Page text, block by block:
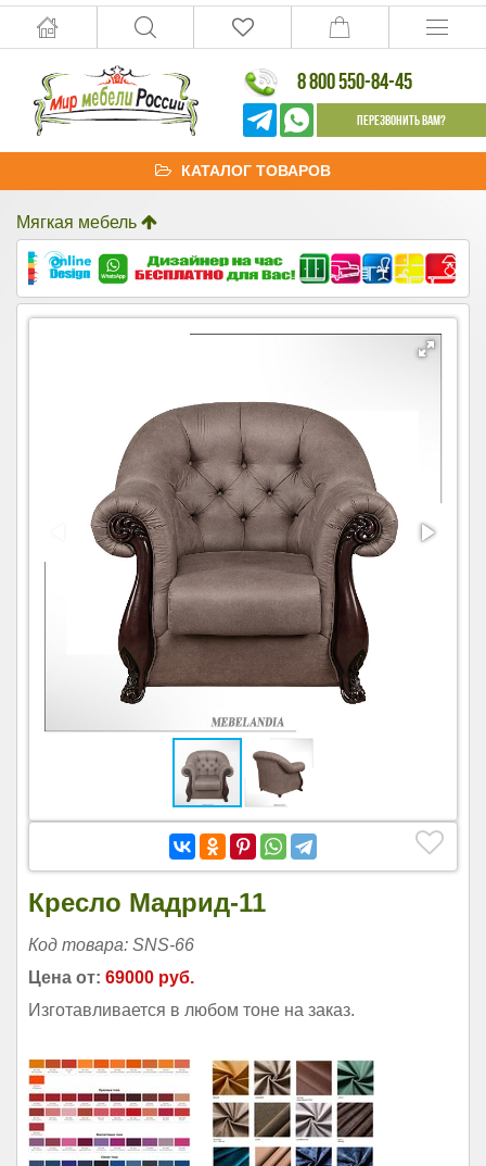
8 800 550-84-45
Перезвонить Вам?
КАТАЛОГ ТОВАРОВ
Мягкая мебель
Кресло Мадрид-11
Код товара: SNS-66
Цена от: 69000 руб.
Изготавливается в любом тоне на заказ.